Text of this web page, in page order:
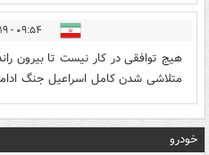
۰۹:۵۴ - ۱۴۰۵/۰۳/۱۹
هیج توافقی در کار نیست تا بیرون
متلاشی شدن کامل اسراعیل جنگ
خودرو